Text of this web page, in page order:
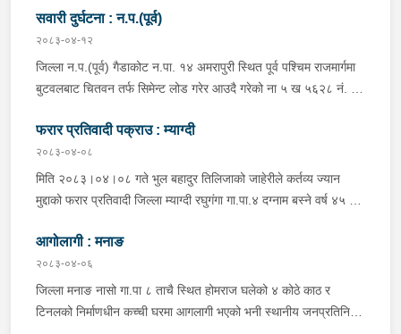
पठाएको ।
अर्चलबोट बस्ने बर्ष २४ कि शान्ति नेपाली घाईते भई उपचारको लागि G.M.C
अस्पताल पठाइएको ।
सवारी दुर्घटना : न.प.(पूर्व)
२०८३-०४-१२
जिल्ला न.प.(पूर्व) गैडाकोट न.पा. १४ अमरापुरी स्थित पूर्व पश्चिम राजमार्गमा
बुटवलबाट चितवन तर्फ सिमेन्ट लोड गरेर आउदै गरेको ना ५ ख ५६२८ नं. को
प ८९४३ नं. को मोटरसाइकल एक आपसमा ठक्कर खाई दुर्घटना हुँदा
मोटरसाइकल चालक जिल्ला मोरङ बिराटनगर म.न.पा. वडा न. १३ बस्ने बर्ष
३० को अभिषेक कुमार पण्डित घाईते भई उपचारको लागी एलआईभ अस्पताल
चितवन पठाएको, मोटरसाइकल,ट्रक र ट्रक चालक जिल्ला न.प.पुर्व देवचुली
लिईएको ।
फरार प्रतिवादी पक्राउ : म्याग्दी
२०८३-०४-०८
मिति २०८३।०४।०८ गते भुल बहादुर तिलिजाको जाहेरीले कर्तव्य ज्यान
मुद्दाको फरार प्रतिवादी जिल्ला म्याग्दी रघुगंगा गा.पा.४ दग्नाम बस्ने वर्ष ४५ को
म्याग्दी आक्रमणमा कारागारबाट फरार भएकोमा सम्मानित जिल्ला अदालत
म्याग्दीको फैसलाले २० बर्ष कैद सजाय तोकिई १९ वर्ष ७ महिना कैद सजाए
भुक्तान गर्न बाँकी रहेको फरार प्रतिवादीलाई निजको वतन देखी ५ कि.मि.
टाढा लेकमा रहेको गोठमा लुकेर बसिरहेको अवस्थामा जि.प्र.का.म्याग्दीबाट
आगोलागी : मनाङ
२०८३-०४-०६
जिल्ला मनाङ नासो गा.पा ८ ताचै स्थित होमराज घलेको ४ कोठे काठ र
टिनलको निर्माणधीन कच्ची घरमा आगलागी भएको भनी स्थानीय जनप्रतिनिधि